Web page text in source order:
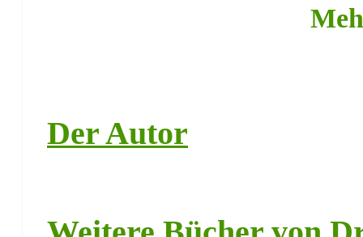
Schutz vor Gefahren
Schulgesundheitspflege
Warenverkauf / Gewerbliche Betätigung
Der Autor